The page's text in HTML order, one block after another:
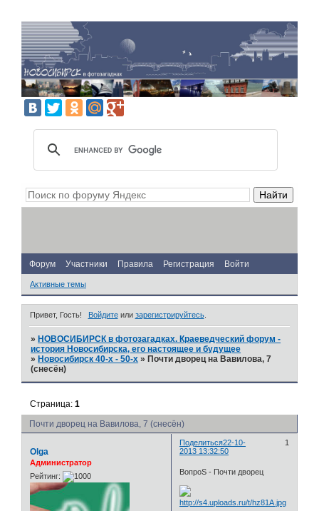
Форум Участники Правила Регистрация Войти
Активные темы
Привет, Гость! Войдитеили зарегистрируйтесь.
» НОВОСИБИРСК в фотозагадках. Краеведческий форум -
история Новосибирска, его настоящее и будущее
» Новосибирск 40-х - 50-х » Почти дворец на Вавилова, 7
(снесён)
Почти дворец на Вавилова, 7 (снесён)
Страница:1
Поделиться 1
22-10-
2013 13:32:50
Olga
Администратор
Рейтинг:
ВопроS - Почти дворец